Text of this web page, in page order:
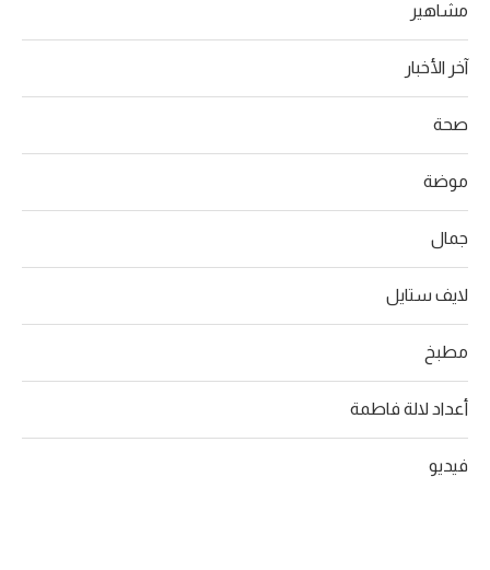
مشاهير
آخر الأخبار
صحة
موضة
جمال
لايف ستايل
مطبخ
أعداد لالة فاطمة
فيديو